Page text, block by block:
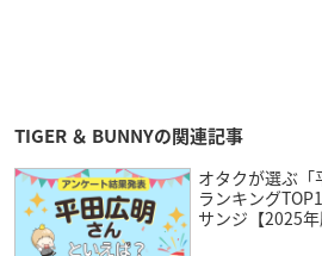
TIGER ＆ BUNNYの関連記事
オタクが選ぶ「
ランキング
サンジ【2025年